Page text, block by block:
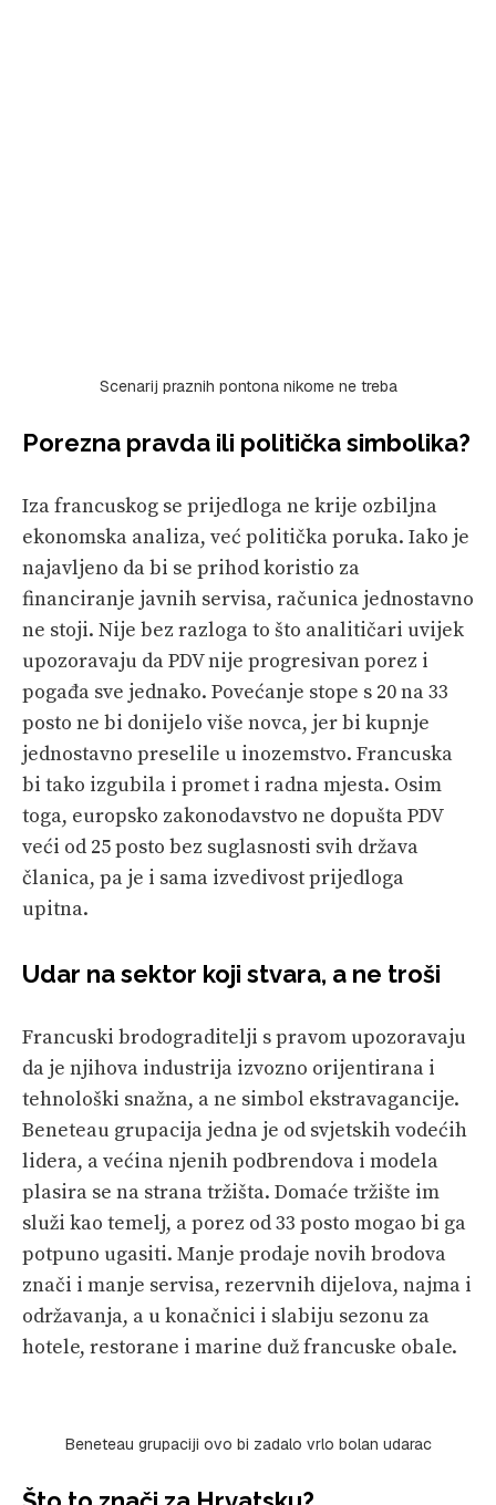
Scenarij praznih pontona nikome ne treba
Porezna pravda ili politička simbolika?
Iza francuskog se prijedloga ne krije ozbiljna
ekonomska analiza, već politička poruka. Iako je
najavljeno da bi se prihod koristio za
financiranje javnih servisa, računica jednostavno
ne stoji. Nije bez razloga to što analitičari uvijek
upozoravaju da PDV nije progresivan porez i
pogađa sve jednako. Povećanje stope s 20 na 33
posto ne bi donijelo više novca, jer bi kupnje
jednostavno preselile u inozemstvo. Francuska
bi tako izgubila i promet i radna mjesta. Osim
toga, europsko zakonodavstvo ne dopušta PDV
veći od 25 posto bez suglasnosti svih država
članica, pa je i sama izvedivost prijedloga
upitna.
Udar na sektor koji stvara, a ne troši
Francuski brodograditelji s pravom upozoravaju
da je njihova industrija izvozno orijentirana i
tehnološki snažna, a ne simbol ekstravagancije.
Beneteau grupacija jedna je od svjetskih vodećih
lidera, a većina njenih podbrendova i modela
plasira se na strana tržišta. Domaće tržište im
služi kao temelj, a porez od 33 posto mogao bi ga
potpuno ugasiti. Manje prodaje novih brodova
znači i manje servisa, rezervnih dijelova, najma i
održavanja, a u konačnici i slabiju sezonu za
hotele, restorane i marine duž francuske obale.
Beneteau grupaciji ovo bi zadalo vrlo bolan udarac